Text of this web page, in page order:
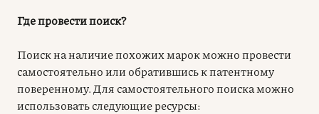
Где провести поиск?
Поиск на наличие похожих марок можно провести
самостоятельно или обратившись к патентному
поверенному. Для самостоятельного поиска можно
использовать следующие ресурсы: